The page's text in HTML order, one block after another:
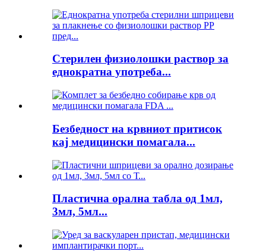
Стерилен физиолошки раствор за
еднократна употреба...
Безбедност на крвниот притисок
кај медицински помагала...
Пластична орална табла од 1мл,
3мл, 5мл...